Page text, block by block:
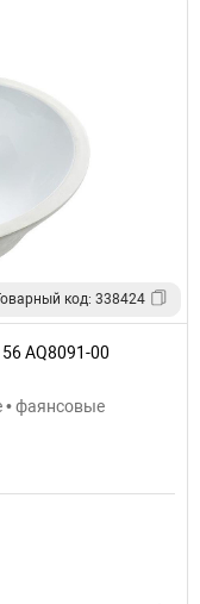
код: 338424
AQ8091-00
• фаянсовые